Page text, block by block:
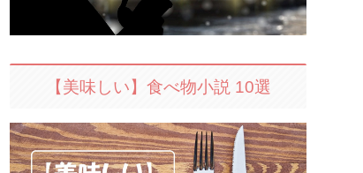
【美味しい】食べ物小説 10選